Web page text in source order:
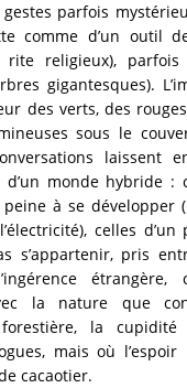
parfois
comme d’un outil
religieux), parfois
gigantesques).
des verts, des
sous le
laissent
monde hybride :
à se développer
celles
s’appartenir, pris
étrangère,
la nature que
forestière, la
mais où
cacaotier.